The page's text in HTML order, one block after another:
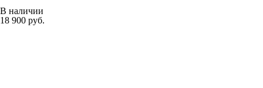
В наличии
18 900 руб.